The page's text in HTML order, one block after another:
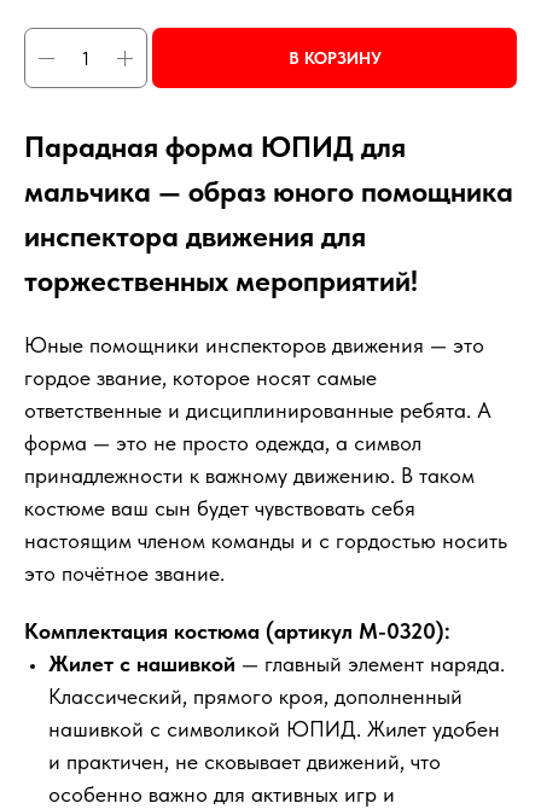
В КОРЗИНУ
Парадная форма ЮПИД для
мальчика — образ юного помощника
инспектора движения для
торжественных мероприятий!
Юные помощники инспекторов движения — это
гордое звание, которое носят самые
ответственные и дисциплинированные ребята. А
форма — это не просто одежда, а символ
принадлежности к важному движению. В таком
костюме ваш сын будет чувствовать себя
настоящим членом команды и с гордостью носить
это почётное звание.
Комплектация костюма (артикул М-0320):
Жилет с нашивкой — главный элемент наряда.
Классический, прямого кроя, дополненный
нашивкой с символикой ЮПИД. Жилет удобен
и практичен, не сковывает движений, что
особенно важно для активных игр и